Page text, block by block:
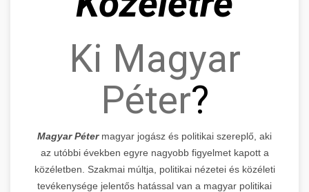
Ki Magyar
Péter?
Magyar Pétermagyar jogász és politikai szereplő, aki
az utóbbi években egyre nagyobb figyelmet kapott a
közéletben. Szakmai múltja, politikai nézetei és közéleti
tevékenysége jelentős hatással van a magyar politikai